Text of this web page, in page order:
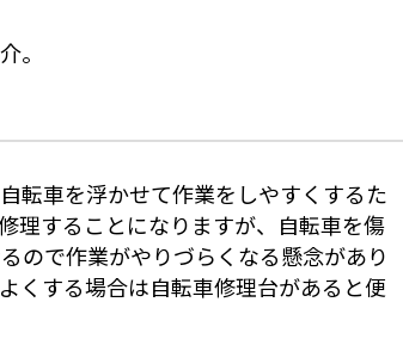
。
転車を浮かせて作業をしやすくするた
理することになりますが、自転車を傷
ので作業がやりづらくなる懸念があり
くする場合は自転車修理台があると便